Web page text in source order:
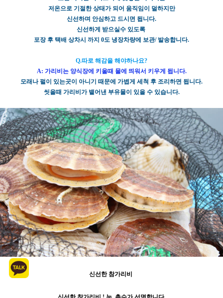
저온으로 기절한 상태가 되어 움직임이 덜하지만
신선하며 안심하고 드시면 됩니다.
신선하게 받으실수 있도록
포장 후 택배 상차시 까지 0도 냉장차량에 보관/ 발송합니다.
Q.따로 해감을 해야하나요?
A: 가리비는 양식장에 키울때 물에 띄워서 키우게 됩니다.
모래나 펄이 있는곳이 아니기 때문에 가볍게 세척 후 조리하면 됩니다.
씻을때 가리비가 뱉어낸 부유물이 있을 수 있습니다.
신선한 참가리비